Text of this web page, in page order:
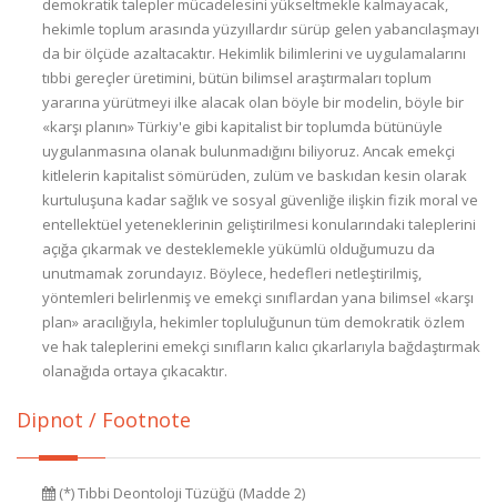
Dipnot / Footnote
(*) Tıbbi Deontoloji Tüzüğü (Madde 2)